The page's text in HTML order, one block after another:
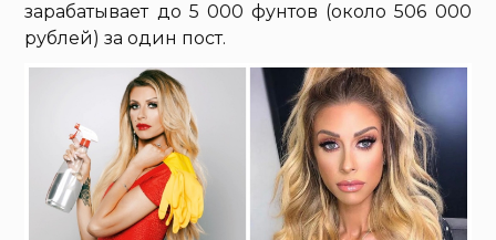
зарабатывает до 5 000 фунтов (около 506 000
рублей) за один пост.